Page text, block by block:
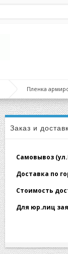
Пленка
Заказ и
Самовывоз
Доставка по
Стоимость
Для юр.лиц